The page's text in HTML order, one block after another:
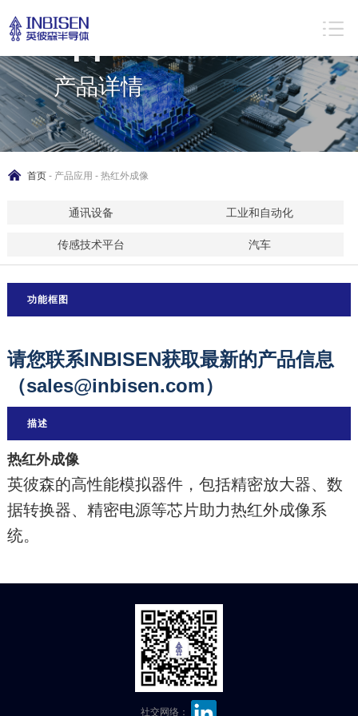
application
产品详情
首页- 产品应用 - 热红外成像
通讯设备 工业和自动化
传感技术平台 汽车
功能框图
请您联系INBISEN获取最新的产品信息
（sales@inbisen.com）
描述
热红外成像
英彼森的高性能模拟器件，包括精密放大器、数
据转换器、精密电源等芯片助力热红外成像系
统。
社交网络：